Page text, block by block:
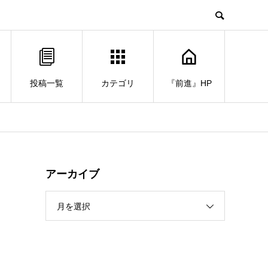
投稿一覧 カテゴリ 『前進』HP
アーカイブ
月を選択